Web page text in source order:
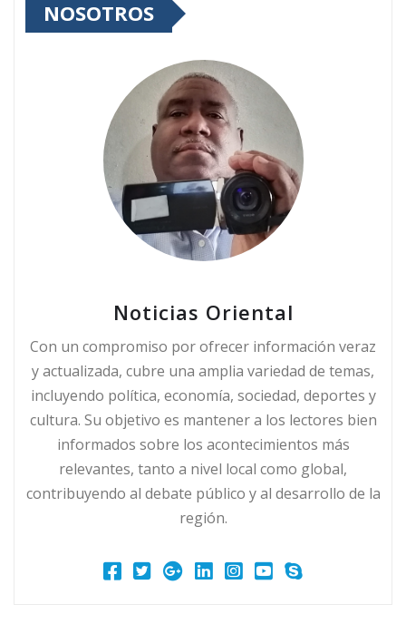
NOSOTROS
Noticias Oriental
Con un compromiso por ofrecer información veraz
y actualizada, cubre una amplia variedad de temas,
incluyendo política, economía, sociedad, deportes y
cultura. Su objetivo es mantener a los lectores bien
informados sobre los acontecimientos más
relevantes, tanto a nivel local como global,
contribuyendo al debate público y al desarrollo de la
región.